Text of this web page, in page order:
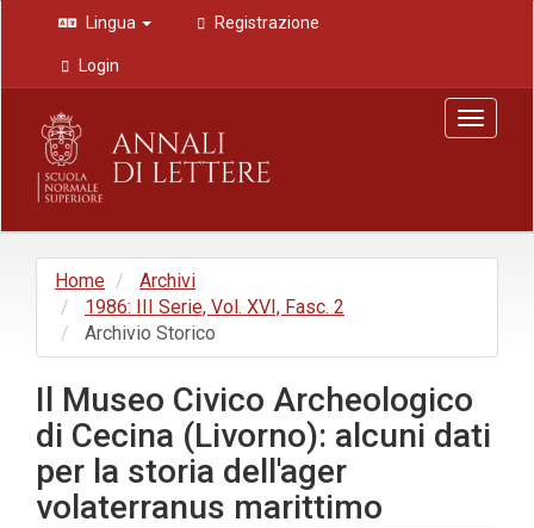
Navigazione
principale
Contenuto
principale
Barra
laterale
Lingua Registrazione
Login
Toggle
Home
Archivi
1986: III Serie, Vol. XVI, Fasc. 2
Archivio Storico
Il Museo Civico Archeologico
di Cecina (Livorno): alcuni dati
per la storia dell'ager
volaterranus marittimo